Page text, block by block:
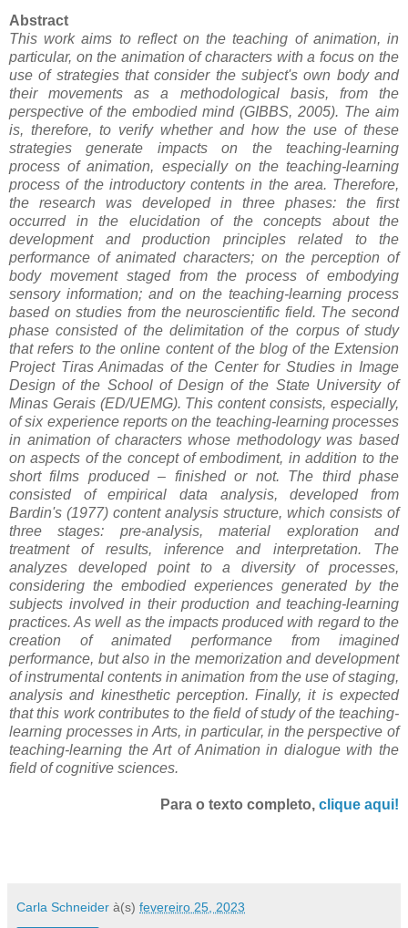
Abstract
This work aims to reflect on the teaching of animation, in
particular, on the animation of characters with a focus on the
use of strategies that consider the subject's own body and
their movements as a methodological basis, from the
perspective of the embodied mind (GIBBS, 2005). The aim
is, therefore, to verify whether and how the use of these
strategies generate impacts on the teaching-learning
process of animation, especially on the teaching-learning
process of the introductory contents in the area. Therefore,
the research was developed in three phases: the first
occurred in the elucidation of the concepts about the
development and production principles related to the
performance of animated characters; on the perception of
body movement staged from the process of embodying
sensory information; and on the teaching-learning process
based on studies from the neuroscientific field. The second
phase consisted of the delimitation of the corpus of study
that refers to the online content of the blog of the Extension
Project Tiras Animadas of the Center for Studies in Image
Design of the School of Design of the State University of
Minas Gerais (ED/UEMG). This content consists, especially,
of six experience reports on the teaching-learning processes
in animation of characters whose methodology was based
on aspects of the concept of embodiment, in addition to the
short films produced – finished or not. The third phase
consisted of empirical data analysis, developed from
Bardin's (1977) content analysis structure, which consists of
three stages: pre-analysis, material exploration and
treatment of results, inference and interpretation. The
analyzes developed point to a diversity of processes,
considering the embodied experiences generated by the
subjects involved in their production and teaching-learning
practices. As well as the impacts produced with regard to the
creation of animated performance from imagined
performance, but also in the memorization and development
of instrumental contents in animation from the use of staging,
analysis and kinesthetic perception. Finally, it is expected
that this work contributes to the field of study of the teaching-
learning processes in Arts, in particular, in the perspective of
teaching-learning the Art of Animation in dialogue with the
field of cognitive sciences.
Para o texto completo, clique aqui!
Carla Schneider à(s) fevereiro 25, 2023